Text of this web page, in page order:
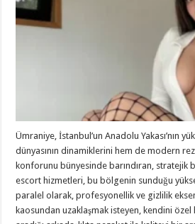
Ümraniye, İstanbul’un Anadolu Yakası’nın
dünyasının dinamiklerini hem de modern
konforunu bünyesinde barındıran, stratejik
escort hizmetleri, bu bölgenin sunduğu
paralel olarak, profesyonellik ve gizlilik
kaosundan uzaklaşmak isteyen, kendini özel